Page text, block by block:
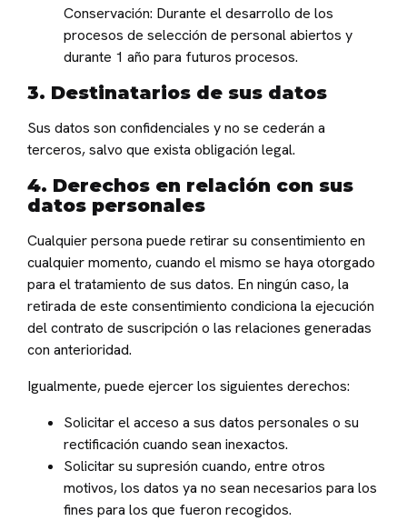
Conservación: Durante el desarrollo de los
procesos de selección de personal abiertos y
durante 1 año para futuros procesos.
3. Destinatarios de sus datos
Sus datos son confidenciales y no se cederán a
terceros, salvo que exista obligación legal.
4. Derechos en relación con sus
datos personales
Cualquier persona puede retirar su consentimiento en
cualquier momento, cuando el mismo se haya otorgado
para el tratamiento de sus datos. En ningún caso, la
retirada de este consentimiento condiciona la ejecución
del contrato de suscripción o las relaciones generadas
con anterioridad.
Igualmente, puede ejercer los siguientes derechos:
Solicitar el acceso a sus datos personales o su
rectificación cuando sean inexactos.
Solicitar su supresión cuando, entre otros
motivos, los datos ya no sean necesarios para los
fines para los que fueron recogidos.